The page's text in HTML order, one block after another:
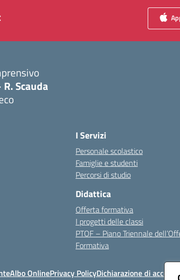
Scauda
I Servizi
Personale scolastico
Famiglie e studenti
Percorsi di studio
Didattica
Offerta formativa
I progetti delle classi
PTOF – Piano Triennale
Formativa
Albo OnlinePrivacy PolicyDichiarazione di